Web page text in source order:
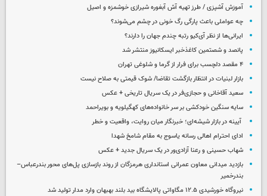
آموزش آشپزی / طرز تهیه آش آبغوره شیرازی خوشمزه و اصیل
چه عواملی باعث پارگی رگ خونی در چشم می‌شوند؟
ایرانی‌ها از نظر آی‌کیو رتبه چندم جهان را دارند؟
پانصد و شصتمین کاغذخبر ایسکانیوز منتشر شد
۴ مقصد دلچسب برای فرار از گرما و شلوغی تهران
بازار لبنیات در انتظار بازگشت تقاضا/ شوک قیمتی به صلاح نیست
سعید آقاخانی و حجازی‌فر در یک سریال تاریخی + عکس
سایه سنگین خودکشی بر سر خانواده‌های کهگیلویه و بویراحمد
آیینه در بازار شیشه‌ای؛ خبرنگار میان روایت، واقعیت و خطر
ادای احترام اهالی رسانه یاسوج به مقام شامخ شهدا
شهاب حسینی و رعنا آزادی‌ور در یک سریال جدید + عکس
بازدید میدانی معاون عمرانی استانداری هرمزگان از روند بازسازی پل‌های محور بندرعباس–
بندرخمیر
نیروگاه خورشیدی ۱۲.۵ مگاواتی پالایشگاه بید بلند بهبهان وارد مدار تولید شد